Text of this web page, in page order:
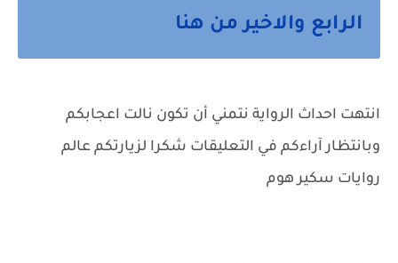
الرابع والاخير من هنا
انتهت احداث الرواية نتمني أن تكون نالت اعجابكم
وبانتظار آراءكم في التعليقات شكرا لزيارتكم عالم
روايات سكير هوم